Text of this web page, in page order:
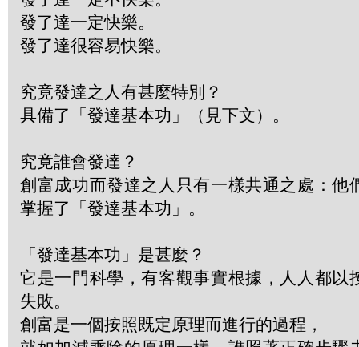
發了達一定快樂。
發了達很容易快樂。
究竟發達之人有甚麼特別？
具備了「發達基本功」（見下文）。
究竟誰會發達？
創富成功而發達之人只有一樣共通之處：他
掌握了「發達基本功」。
「發達基本功」是甚麼？
它是一門科學，有客觀事實根據，人人都以
失敗。
創富是一個按照既定原理而進行的過程，